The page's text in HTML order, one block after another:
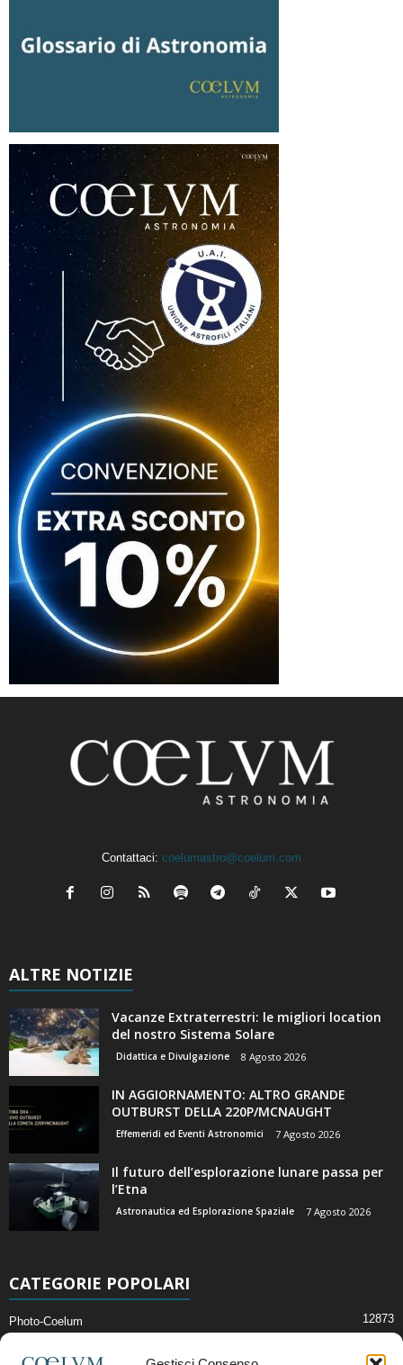
Contattaci: coelumastro@coelum.com
ALTRE NOTIZIE
Vacanze Extraterrestri: le migliori location
del nostro Sistema Solare
Didattica e Divulgazione 8 Agosto 2026
IN AGGIORNAMENTO: ALTRO GRANDE
OUTBURST DELLA 220P/MCNAUGHT
Effemeridi ed Eventi Astronomici 7 Agosto 2026
Il futuro dell’esplorazione lunare passa per
l’Etna
Astronautica ed Esplorazione Spaziale 7 Agosto 2026
CATEGORIE POPOLARI
Photo-Coelum 12873